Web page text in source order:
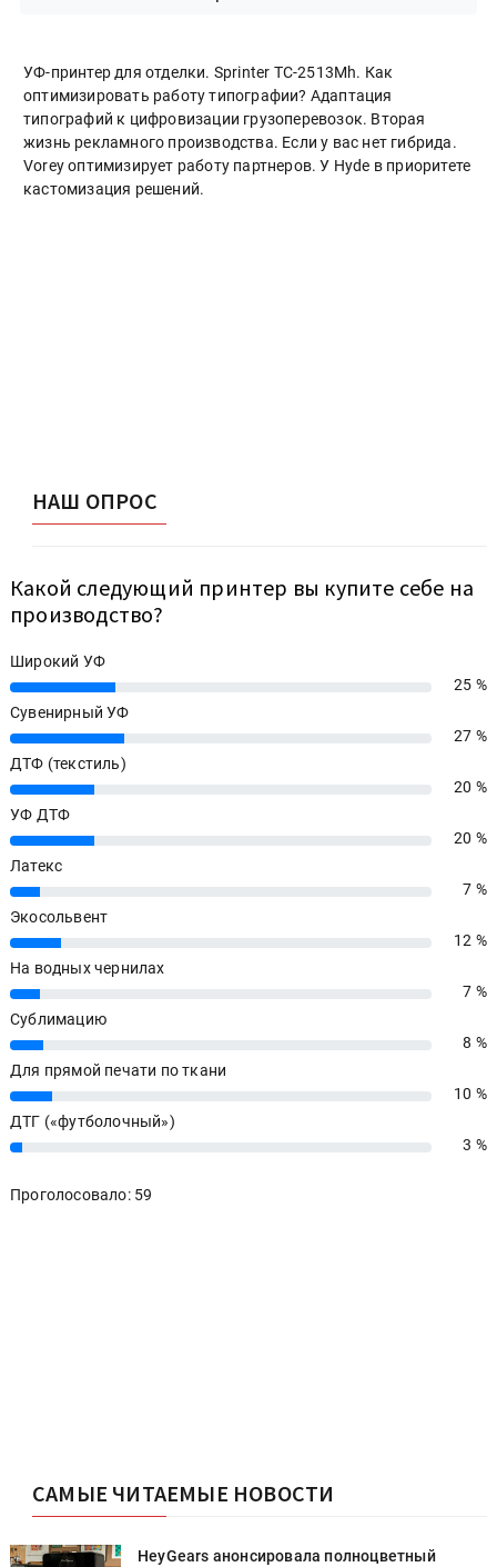
УФ-принтер для отделки. Sprinter ТС-2513Mh. Как
оптимизировать работу типографии? Адаптация
типографий к цифровизации грузоперевозок. Вторая
жизнь рекламного производства. Если у вас нет гибрида.
Vorey оптимизирует работу партнеров. У Hyde в приоритете
кастомизация решений.
НАШ ОПРОС
Какой следующий принтер вы купите себе на
производство?
Широкий УФ
25%
25 %
Сувенирный УФ
27%
27 %
ДТФ (текстиль)
20%
20 %
УФ ДТФ
20%
20 %
Латекс
7%
7 %
Экосольвент
12%
12 %
На водных чернилах
7%
7 %
Сублимацию
8%
8 %
Для прямой печати по ткани
10%
10 %
ДТГ («футболочный»)
3% 3 %
Проголосовало: 59
САМЫЕ ЧИТАЕМЫЕ НОВОСТИ
HeyGears анонсировала полноцветный